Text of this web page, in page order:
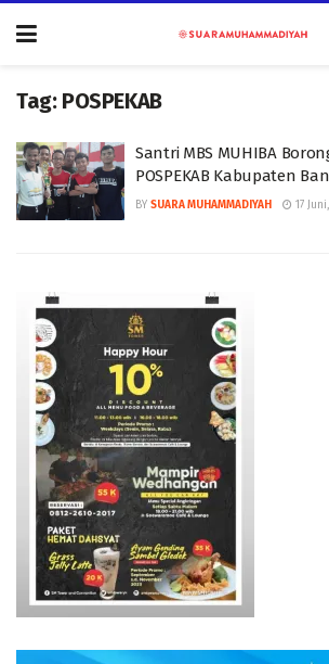
Tag: POSPEKAB
Santri MBS MUHIBA
POSPEKAB Kabupaten
BY SUARA MUHAMMADIYAH 17